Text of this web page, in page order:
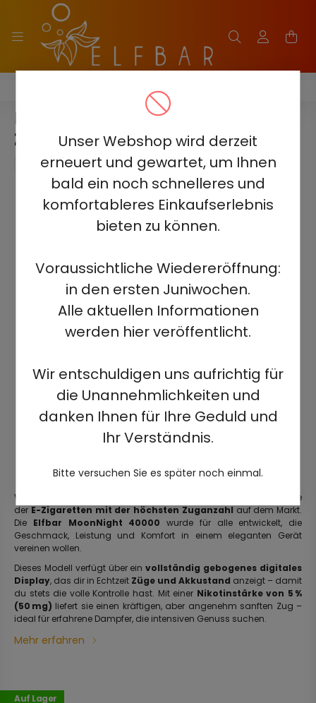
Unser Webshop wird derzeit
erneuert und gewartet, um Ihnen
bald ein noch schnelleres und
komfortableres Einkaufserlebnis
bieten zu können.
Voraussichtliche Wiedereröffnung:
in den ersten Juniwochen.
Alle aktuellen Informationen
werden hier veröffentlicht.
Wir entschuldigen uns aufrichtig für
die Unannehmlichkeiten und
danken Ihnen für Ihre Geduld und
Ihr Verständnis.
Bitte versuchen Sie es später noch einmal.
ELF BAR MoonNight 40000
ELF BAR MOONNIGHT 40000
ZITRONE LIMETTE
Verabschiede dich von ständigen Gerätewechseln und erlebe eine
der E-Zigaretten mit der höchsten Zuganzahl auf dem Markt.
Die Elfbar MoonNight 40000 wurde für alle entwickelt, die
Geschmack, Leistung und Komfort in einem eleganten Gerät
vereinen wollen.
Dieses Modell verfügt über einvollständig gebogenes digitales
Display, das dir in Echtzeit Züge und Akkustand anzeigt – damit
du stets die volle Kontrolle hast. Mit einer Nikotinstärke von 5 %
(50 mg) liefert sie einen kräftigen, aber angenehm sanften Zug –
ideal für erfahrene Dampfer, die intensiven Genuss suchen.
Mehr erfahren
Auf Lager